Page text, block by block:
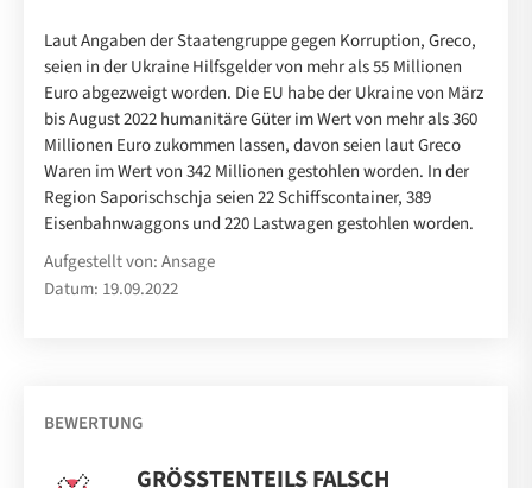
Laut Angaben der Staatengruppe gegen Korruption, Greco,
seien in der Ukraine Hilfsgelder von mehr als 55 Millionen
Euro abgezweigt worden. Die EU habe der Ukraine von März
bis August 2022 humanitäre Güter im Wert von mehr als 360
Millionen Euro zukommen lassen, davon seien laut Greco
Waren im Wert von 342 Millionen gestohlen worden. In der
Region Saporischschja seien 22 Schiffscontainer, 389
Eisenbahnwaggons und 220 Lastwagen gestohlen worden.
Aufgestellt von: Ansage
Datum: 19.09.2022
BEWERTUNG
GRÖSSTENTEILS FALSCH